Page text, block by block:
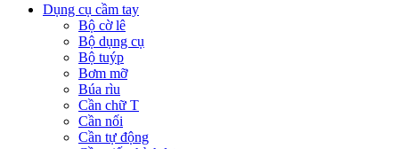
Dụng cụ cầm tay
Bộ cờ lê
Bộ dụng cụ
Bộ tuýp
Bơm mỡ
Búa rìu
Cần chữ T
Cần nối
Cần tự động